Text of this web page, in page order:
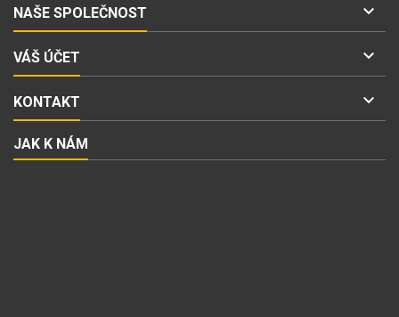
NAŠE SPOLEČNOST 
VÁŠ ÚČET 
KONTAKT 
JAK K NÁM